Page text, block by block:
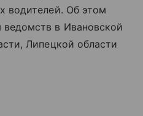
водителей. Об этом
в Ивановской
Липецкой области